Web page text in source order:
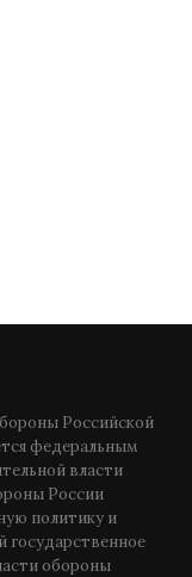
Российской
федеральным
власти
России
политику и
обороны